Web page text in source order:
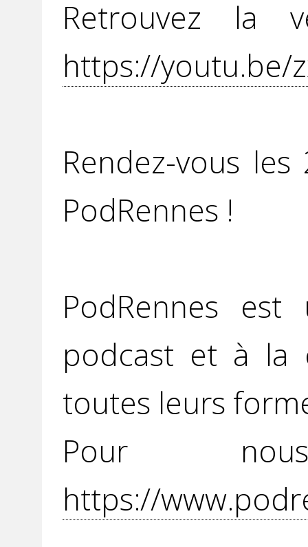
Retrouvez la
https://youtu.be/
Rendez-vous
PodRennes !
PodRennes
podcast et à la
toutes leurs
Pour
https://